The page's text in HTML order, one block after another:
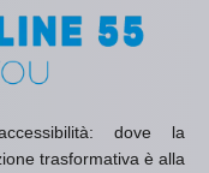
dove la
trasformativa è alla